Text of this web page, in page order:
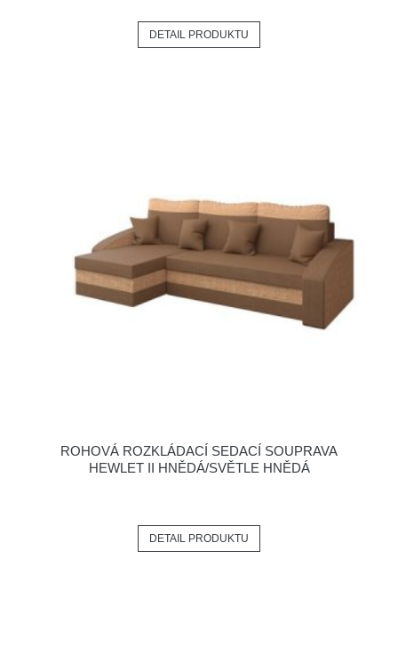
DETAIL PRODUKTU
ROHOVÁ ROZKLÁDACÍ SEDACÍ SOUPRAVA
HEWLET II HNĚDÁ/SVĚTLE HNĚDÁ
DETAIL PRODUKTU